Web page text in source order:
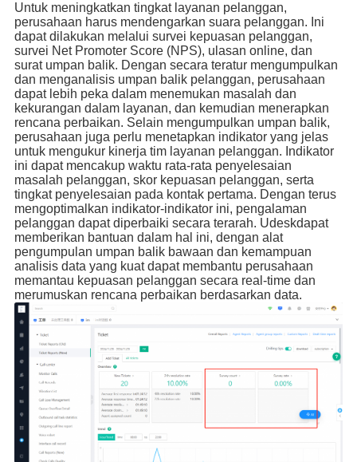
Untuk meningkatkan tingkat layanan pelanggan,
perusahaan harus mendengarkan suara pelanggan. Ini
dapat dilakukan melalui survei kepuasan pelanggan,
survei Net Promoter Score (NPS), ulasan online, dan
surat umpan balik. Dengan secara teratur mengumpulkan
dan menganalisis umpan balik pelanggan, perusahaan
dapat lebih peka dalam menemukan masalah dan
kekurangan dalam layanan, dan kemudian menerapkan
rencana perbaikan. Selain mengumpulkan umpan balik,
perusahaan juga perlu menetapkan indikator yang jelas
untuk mengukur kinerja tim layanan pelanggan. Indikator
ini dapat mencakup waktu rata-rata penyelesaian
masalah pelanggan, skor kepuasan pelanggan, serta
tingkat penyelesaian pada kontak pertama. Dengan terus
mengoptimalkan indikator-indikator ini, pengalaman
pelanggan dapat diperbaiki secara terarah. Udeskdapat
memberikan bantuan dalam hal ini, dengan alat
pengumpulan umpan balik bawaan dan kemampuan
analisis data yang kuat dapat membantu perusahaan
memantau kepuasan pelanggan secara real-time dan
merumuskan rencana perbaikan berdasarkan data.